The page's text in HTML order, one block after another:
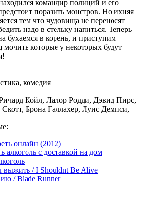
командир полиций и его
поразить монстров. Но ихняя
тем что чудовища не переносят
надо в стельку напиться. Теперь
бухаемся в корень, и приступим
которые у некоторых будут
комедия
Койл, Лалор Родди, Дэвид Пирс,
Скотт, Брона Галлахер, Луис Демпси,
онлайн (2012)
с доставкой на дом
выжить / I Shouldnt Be Alive
/ Blade Runner